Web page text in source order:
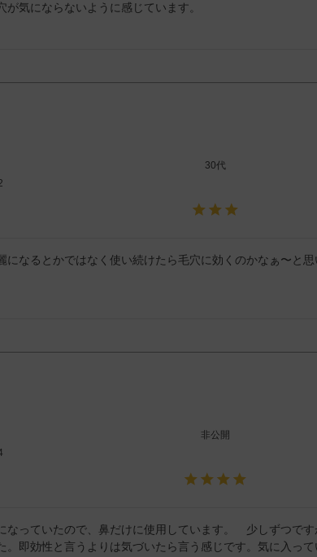
が気にならないように感じています。
30代
になるとかではなく使い続けたら毛穴に効くのかなぁ〜と思
非公開
なっていたので、鼻だけに使用しています。　少しずつで
。即効性と言うよりは気づいたら言う感じです。気に入って